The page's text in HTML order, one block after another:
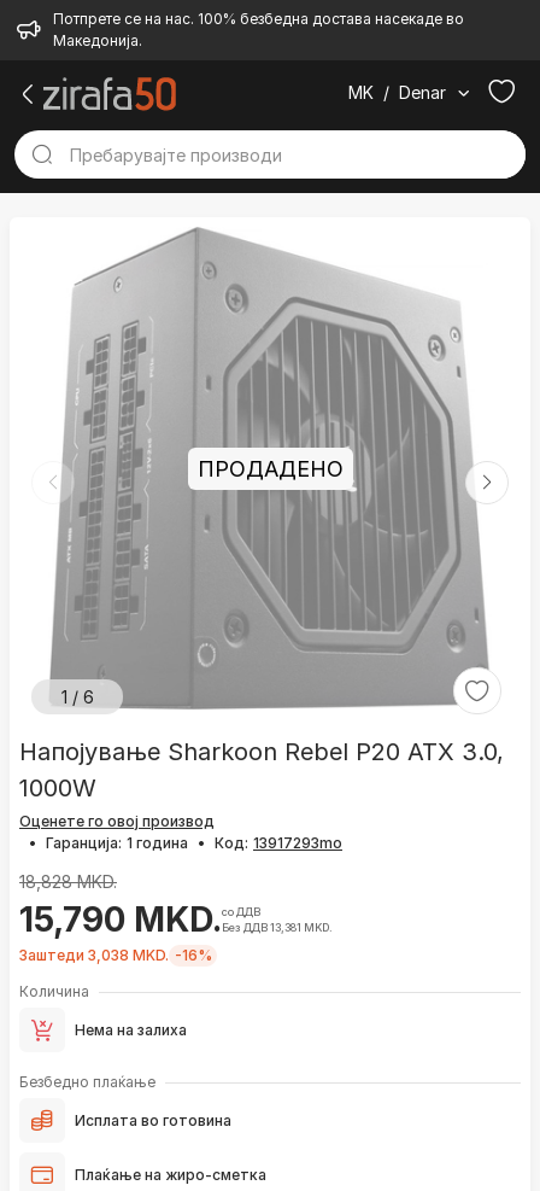
Потпрете се на нас. 100% безбедна достава насекаде во
Македонија.
MK / Denar
1 / 6
ПРОДАДЕНО
Напојување Sharkoon Rebel P20 ATX 3.0,
1000W
Оценете го овој производ
• Гаранција: 1 година • Код:
18,828 MKD.
15,790 MKD.со ДДВ
Без ДДВ 13,381 MKD.
Заштеди 3,038 MKD. -16%
Количина
Нема на залиха
Безбедно плаќање
Исплата во готовина
Плаќање на жиро-сметка